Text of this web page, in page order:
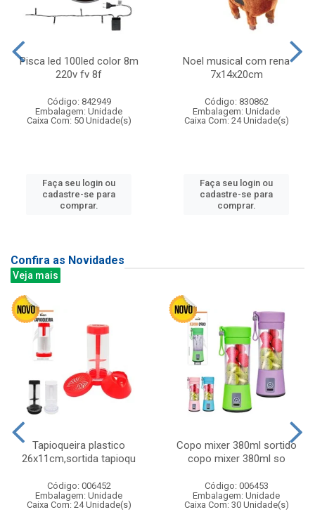
Pisca led 100led color 8m
220v fv 8f
Código: 842949
Embalagem: Unidade
Caixa Com: 50 Unidade(s)
Faça seu login ou
cadastre-se para
comprar.
Noel musical com rena
7x14x20cm
Código: 830862
Embalagem: Unidade
Caixa Com: 24 Unidade(s)
Faça seu login ou
cadastre-se para
comprar.
Confira as Novidades
Veja mais
Tapioqueira plastico
26x11cm,sortida tapioqu
Código: 006452
Embalagem: Unidade
Caixa Com: 24 Unidade(s)
Copo mixer 380ml sortido
copo mixer 380ml so
Código: 006453
Embalagem: Unidade
Caixa Com: 30 Unidade(s)